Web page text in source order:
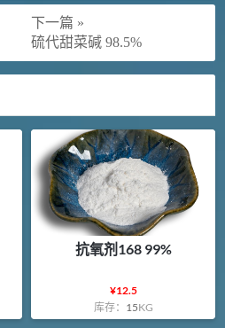
下一篇 »
硫代甜菜碱 98.5%
抗氧剂168 99%
¥12.5
库存： 15KG